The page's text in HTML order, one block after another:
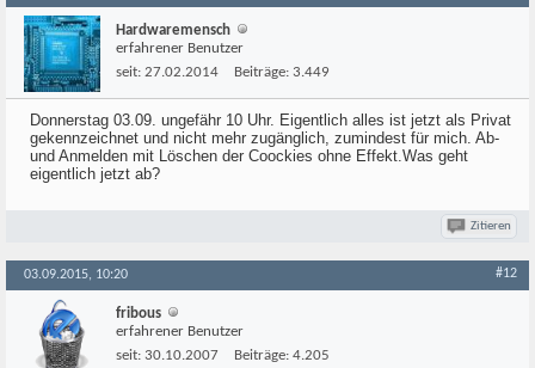
Hardwaremensch
erfahrener Benutzer
seit: 27.02.2014 Beiträge: 3.449
Donnerstag 03.09. ungefähr 10 Uhr. Eigentlich alles ist jetzt als Privat
gekennzeichnet und nicht mehr zugänglich, zumindest für mich. Ab-
und Anmelden mit Löschen der Coockies ohne Effekt.Was geht
eigentlich jetzt ab?
Zitieren
03.09.2015, 10:20 #12
fribous
erfahrener Benutzer
seit: 30.10.2007 Beiträge: 4.205